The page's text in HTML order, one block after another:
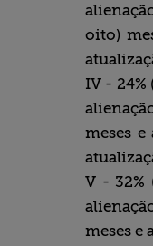
oito)
IV - 24%
meses e
V - 32%
meses e